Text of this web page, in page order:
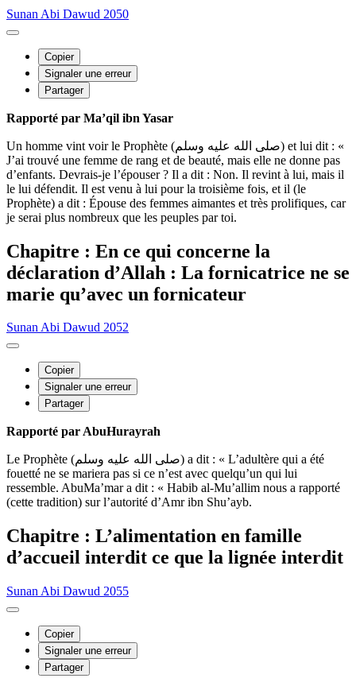
Sunan Abi Dawud 2050
Copier
Signaler une erreur
Partager
Rapporté par Ma’qil ibn Yasar
Un homme vint voir le Prophète (صلى الله عليه وسلم) et lui dit : «
J’ai trouvé une femme de rang et de beauté, mais elle ne donne pas
d’enfants. Devrais-je l’épouser ? Il a dit : Non. Il revint à lui, mais il
le lui défendit. Il est venu à lui pour la troisième fois, et il (le
Prophète) a dit : Épouse des femmes aimantes et très prolifiques, car
je serai plus nombreux que les peuples par toi.
Chapitre : En ce qui concerne la
déclaration d’Allah : La fornicatrice ne se
marie qu’avec un fornicateur
Sunan Abi Dawud 2052
Copier
Signaler une erreur
Partager
Rapporté par AbuHurayrah
Le Prophète (صلى الله عليه وسلم) a dit : « L’adultère qui a été
fouetté ne se mariera pas si ce n’est avec quelqu’un qui lui
ressemble. AbuMa’mar a dit : « Habib al-Mu’allim nous a rapporté
(cette tradition) sur l’autorité d’Amr ibn Shu’ayb.
Chapitre : L’alimentation en famille
d’accueil interdit ce que la lignée interdit
Sunan Abi Dawud 2055
Copier
Signaler une erreur
Partager